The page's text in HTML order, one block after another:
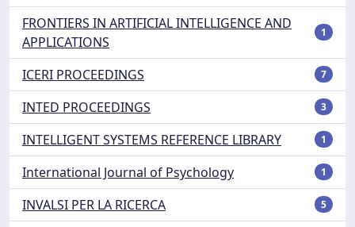
FRONTIERS IN ARTIFICIAL INTELLIGENCE AND
APPLICATIONS
1
ICERI PROCEEDINGS 7
INTED PROCEEDINGS 3
INTELLIGENT SYSTEMS REFERENCE LIBRARY 1
International Journal of Psychology 1
INVALSI PER LA RICERCA 5